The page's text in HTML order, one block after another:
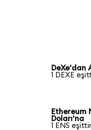
DeXe'dan
1 DEXE
Ethereum
Doları'na
1 ENS